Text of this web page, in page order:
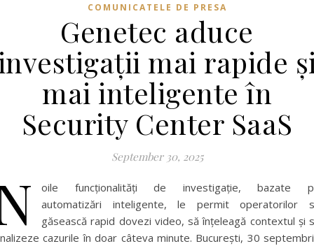
COMUNICATELE DE PRESA
Genetec aduce
mai rapide
mai inteligente în
Security Center SaaS
September 30, 2025
oile funcționalități de investigație, bazate
automatizări inteligente, le permit operatorilor
găsească rapid dovezi video, să înțeleagă contextul și
cazurile în doar câteva minute. București, 30